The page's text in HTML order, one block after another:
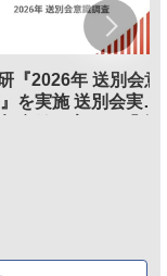
『2026年 送別会意
を実施 送別会実施